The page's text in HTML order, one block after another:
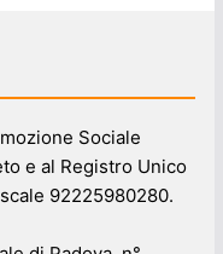
Sociale
e al Registro Unico
92225980280.